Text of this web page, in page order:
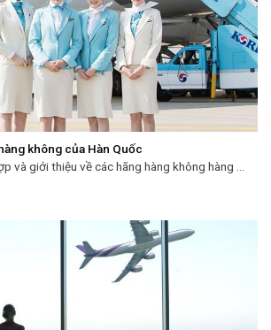
không của Hàn Quốc
và giới thiệu về các hãng hàng không hàng ...